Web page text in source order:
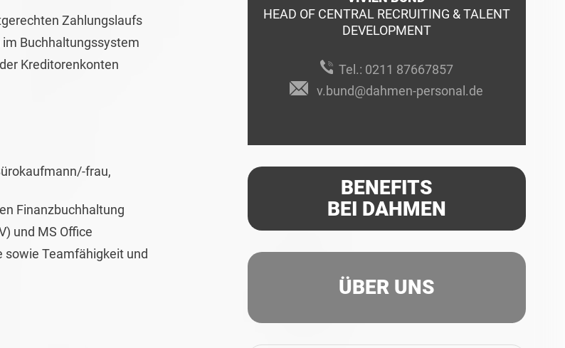
Zahlungslaufs
Buchhaltungssystem
Kreditorenkonten
frau,
Finanzbuchhaltung
und MS Office
Teamfähigkeit und
HEAD OF CENTRAL RECRUITING & TALENT
DEVELOPMENT
Tel.: 0211 87667857
v.bund@dahmen-personal.de
BENEFITS
BEI DAHMEN
ÜBER UNS